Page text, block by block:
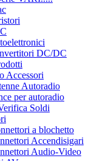
DC/DC
Accessori
Autoradio
per autoradio
Soldi
a blochetto
Accendisigari
Audio-Video